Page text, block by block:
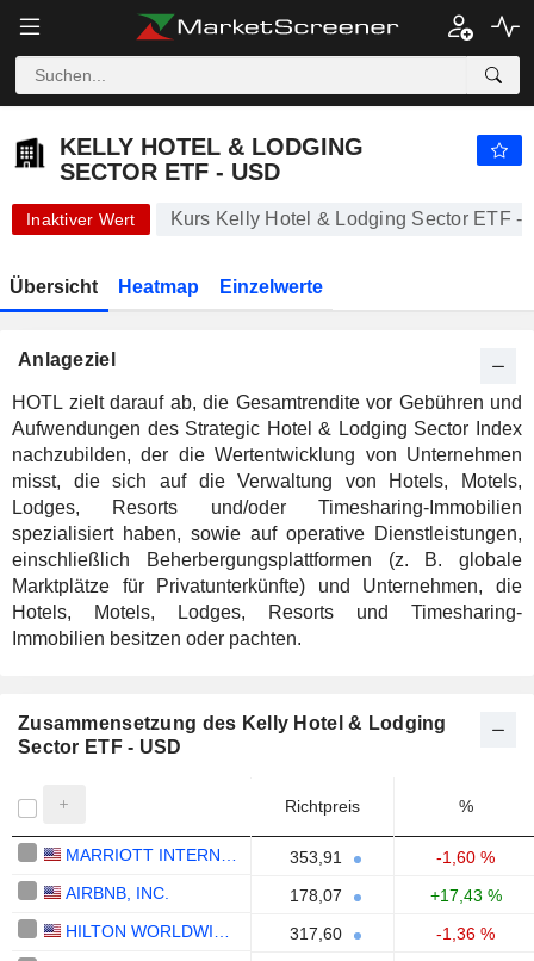
KELLY HOTEL & LODGING SECTOR ETF - USD - $ -
KELLY HOTEL & LODGING
SECTOR ETF - USD
Inaktiver Wert Kurs Kelly Hotel & Lodging Sector ETF -
Übersicht Heatmap Einzelwerte
Anlageziel
HOTL zielt darauf ab, die Gesamtrendite vor Gebühren und
Aufwendungen des Strategic Hotel & Lodging Sector Index
nachzubilden, der die Wertentwicklung von Unternehmen
misst, die sich auf die Verwaltung von Hotels, Motels,
Lodges, Resorts und/oder Timesharing-Immobilien
spezialisiert haben, sowie auf operative Dienstleistungen,
einschließlich Beherbergungsplattformen (z. B. globale
Marktplätze für Privatunterkünfte) und Unternehmen, die
Hotels, Motels, Lodges, Resorts und Timesharing-
Immobilien besitzen oder pachten.
Zusammensetzung des Kelly Hotel & Lodging
Sector ETF - USD
Richtpreis %
353,91
-1,60 %
AIRBNB, INC.
178,07
+17,43 %
317,60
-1,36 %